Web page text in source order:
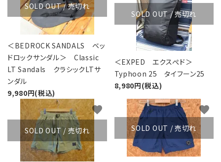
SOLD OUT / 売切れ
＜BEDROCK SANDALS ベッ
ドロックサンダル＞ Classic
LT Sandals クラシックLTサ
ンダル
9,980円(税込)
SOLD OUT / 売切れ
＜EXPED エクスぺド＞
Typhoon 25 タイフーン25
8,980円(税込)
SOLD OUT / 売切れ
favorite
SOLD OUT / 売切れ
favorite